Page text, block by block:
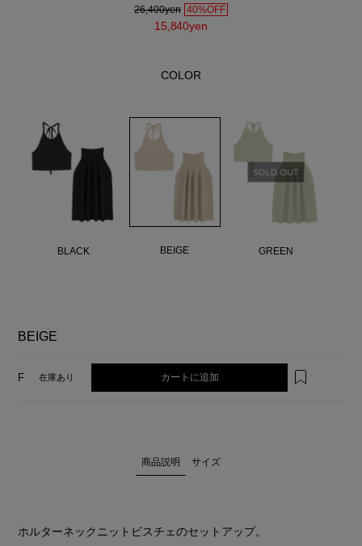
26,400yen 40%OFF
15,840yen
COLOR
BLACK BEIGE GREEN
BEIGE
F 在庫あり カートに追加
商品説明 サイズ
ホルターネックニットビスチェのセットアップ。